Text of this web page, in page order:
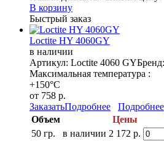
В корзину
Быстрый заказ
Loctite HY 4060GY
в наличии
Артикул: Loctite 4060 GY
Максимальная температура :
+150°C
от 758 р.
ЗаказатьПодробнее
Подробнее
Объем
Цены
50 гр.
в наличии 2 172 р.